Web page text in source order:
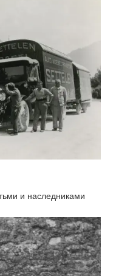
и наследниками